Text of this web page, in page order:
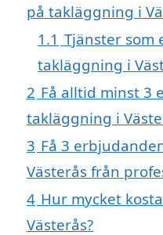
på takläggning i
1.1 Tjänster som
takläggning i
2 Få alltid minst 3
takläggning i
3 Få 3
Västerås från
4 Hur mycket
Västerås?